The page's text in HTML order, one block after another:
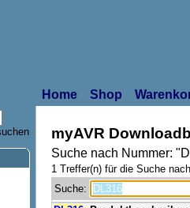
Home Shop
myAVR
Suche nach Nummer:
1 Treffer(n) für die Suche
Suche: